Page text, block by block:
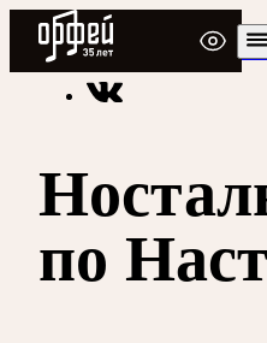
Радио Орфей
Радио классической
по